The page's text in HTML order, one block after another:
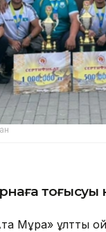
тоғысуы
Мұра» ұлттық